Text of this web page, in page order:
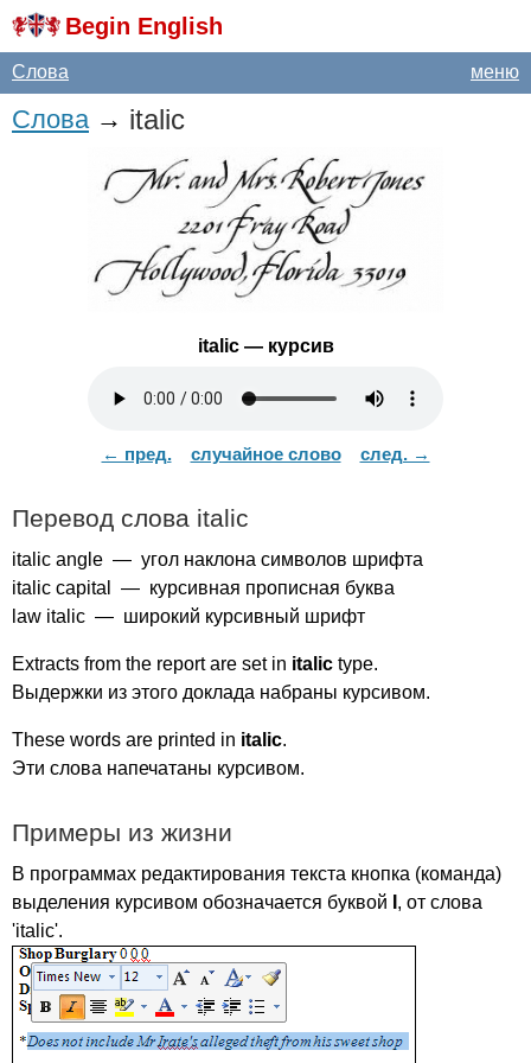
Begin English
меню
Слова
Слова→ italic
italic— курсив
← пред. случайное слово след. →
Перевод слова italic
italic angle — угол наклона символов шрифта
italic capital
— курсивная прописная буква
law italic — широкий курсивный шрифт
Extracts from the report are set in italic type.
Выдержки из этого доклада набраны курсивом.
These words are printed in italic.
Эти слова напечатаны курсивом.
Примеры из жизни
В программах редактирования текста кнопка (команда)
выделения курсивом обозначается буквой , от слова
'italic'.